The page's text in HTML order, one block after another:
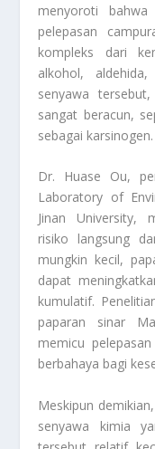
menyoroti
pelepasan
kompleks dari
alkohol,
senyawa
sangat beracun,
sebagai karsinogen.
Dr. Huase Ou,
Laboratory of
Jinan University,
risiko langsung
mungkin kecil,
dapat
kumulatif.
paparan sinar
memicu
berbahaya bagi
Meskipun
senyawa kimia